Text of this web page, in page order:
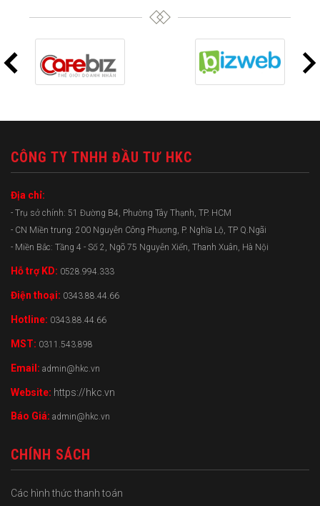
CÔNG TY TNHH ĐẦU TƯ HKC
Địa chỉ:
- Trụ sở chính: 51 Đường B4, Phường Tây Thạnh, TP. HCM
- CN Miền trung: 200 Nguyễn Công Phương, P. Nghĩa Lộ, TP Q.Ngãi
- Miền Bắc: Tầng 4 - Số 2, Ngõ 75 Nguyễn Xiển, Thanh Xuân, Hà Nội
Hỗ trợ KD: 0528.994.333
Điện thoại: 0343.88.44.66
Hotline: 0343.88.44.66
MST: 0311.543.898
Email: admin@hkc.vn
Website: https://hkc.vn
Báo Giá: admin@hkc.vn
CHÍNH SÁCH
Các hình thức thanh toán